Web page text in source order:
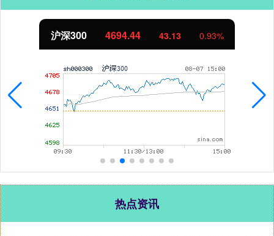
北证50 1134.24 11.37 1.01%
热点资讯